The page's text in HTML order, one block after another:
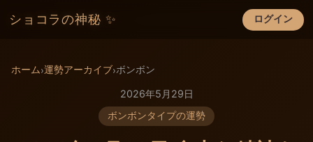
ショコラの神秘 ✨ ログイン
×
ホーム›運勢アーカイブ›ボンボン
2026年5月29日
ボンボンタイプの運勢